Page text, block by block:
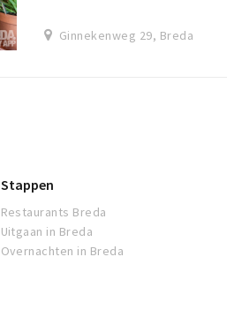
Ginnekenweg 29, Breda
Stappen
Restaurants Breda
Uitgaan in Breda
Overnachten in Breda